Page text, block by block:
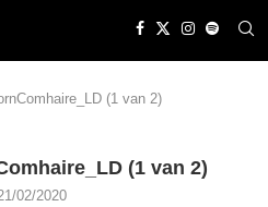
(1 van 2)
(1 van 2)
02/2020